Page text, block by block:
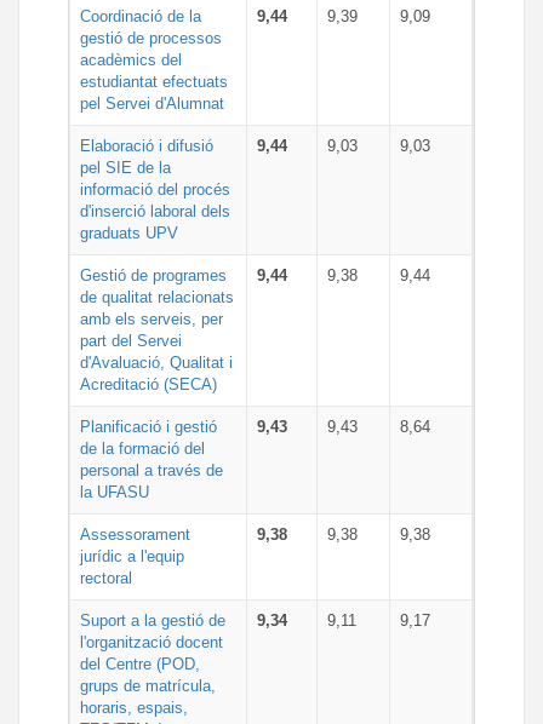
Coordinació de la
gestió de processos
acadèmics del
estudiantat efectuats
pel Servei d'Alumnat
9,44 9,39 9,09
Elaboració i difusió
pel SIE de la
informació del procés
d'inserció laboral dels
graduats UPV
9,44 9,03 9,03
Gestió de programes
de qualitat relacionats
amb els serveis, per
part del Servei
d'Avaluació, Qualitat i
Acreditació (SECA)
9,44 9,38 9,44
Planificació i gestió
de la formació del
personal a través de
la UFASU
9,43 9,43 8,64
Assessorament
jurídic a l'equip
rectoral
9,38 9,38 9,38
Suport a la gestió de
l'organització docent
del Centre (POD,
grups de matrícula,
horaris, espais,
9,34 9,11 9,17